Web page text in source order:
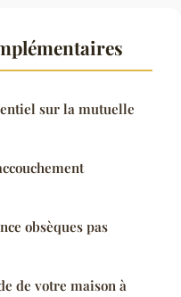
sur la mutuelle
obsèques pas
de votre maison à